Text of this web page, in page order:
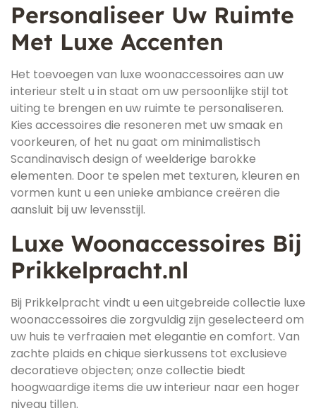
Personaliseer Uw Ruimte
Met Luxe Accenten
Het toevoegen van luxe woonaccessoires aan uw
interieur stelt u in staat om uw persoonlijke stijl tot
uiting te brengen en uw ruimte te personaliseren.
Kies accessoires die resoneren met uw smaak en
voorkeuren, of het nu gaat om minimalistisch
Scandinavisch design of weelderige barokke
elementen. Door te spelen met texturen, kleuren en
vormen kunt u een unieke ambiance creëren die
aansluit bij uw levensstijl.
Luxe Woonaccessoires Bij
Prikkelpracht.nl
Bij Prikkelpracht vindt u een uitgebreide collectie luxe
woonaccessoires die zorgvuldig zijn geselecteerd om
uw huis te verfraaien met elegantie en comfort. Van
zachte plaids en chique sierkussens tot exclusieve
decoratieve objecten; onze collectie biedt
hoogwaardige items die uw interieur naar een hoger
niveau tillen.